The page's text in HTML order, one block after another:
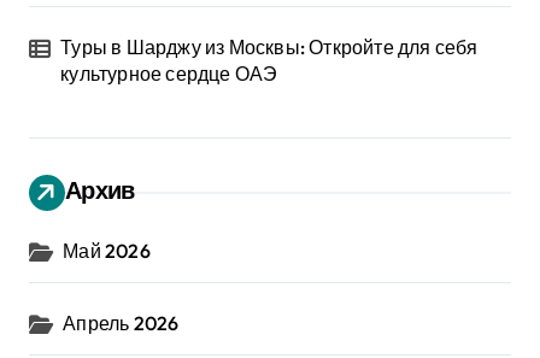
Туры в Шарджу из Москвы: Откройте для себя
культурное сердце ОАЭ
Архив
Май 2026
Апрель 2026